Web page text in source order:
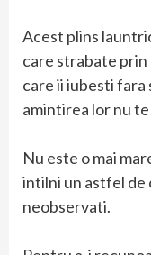
Acest plins
care strabate prin
care ii iubesti fara
amintirea lor nu
Nu este o mai
intilni un astfel de
neobservati.